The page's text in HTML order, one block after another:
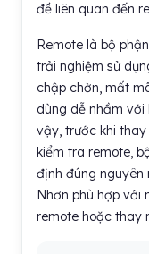
đề liên quan đến
Remote là bộ
trải nghiệm sử
chập chờn, mất
dùng dễ nhầm với
vậy, trước khi
kiểm tra remote,
định đúng nguyên
Nhơn phù hợp với
remote hoặc thay